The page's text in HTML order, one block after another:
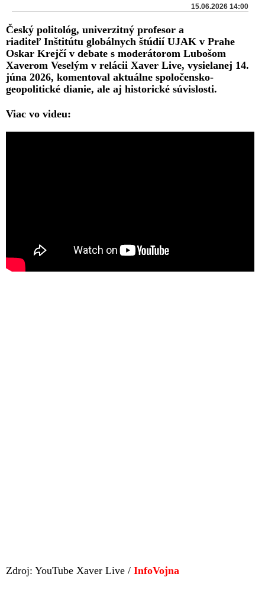
15.06.2026 14:00
Český politológ, univerzitný profesor a
riaditeľ Inštitútu globálnych štúdií UJAK v Prahe
Oskar Krejčí v debate s moderátorom Lubošom
Xaverom Veselým v relácii Xaver Live, vysielanej 14.
júna 2026, komentoval aktuálne spoločensko-
geopolitické dianie, ale aj historické súvislosti.
Viac vo videu:
Zdroj: YouTube Xaver Live / InfoVojna